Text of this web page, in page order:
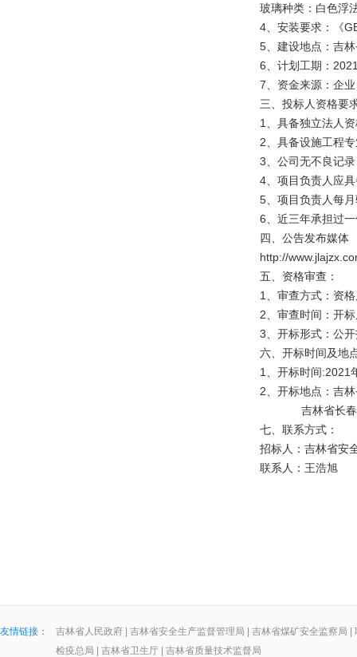
玻璃种类：白色浮
4、安装要求：《
5、建设地点：吉
6、计划工期：
7、资金来源：企
三、投标人资格要
1、具备独立法人
2、具备设施工程
3、公司无不良记录
4、项目负责人应
5、项目负责人每
6、近三年承担过
四、公告发布媒体
http://
五、资格审查：
1、审查方式：资
2、审查时间：开
3、开标形式：公
六、开标时间及地
1、开标时间:2021
2、开标地点：吉
吉林省长春市
七、联系方式：
招标人：吉林省安
联系人：王浩旭
友情链接： 吉林省人民政府 吉林省安全生产监督管理局 吉林省煤矿安全监察局
检疫总局
吉林省卫生厅 吉林省质量技术监督局